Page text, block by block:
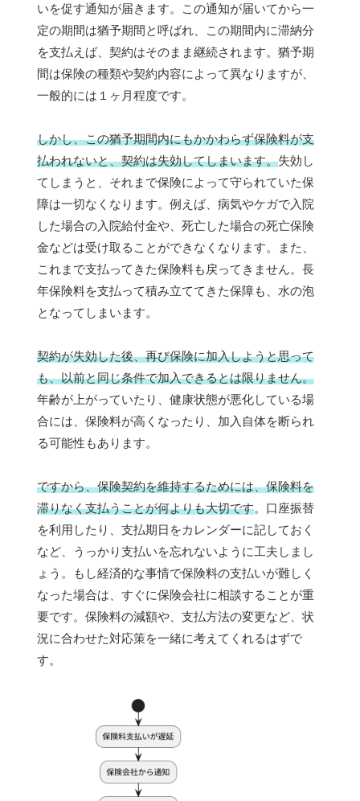
いを促す通知が届きます。この通知が届いてから一
定の期間は猶予期間と呼ばれ、この期間内に滞納分
を支払えば、契約はそのまま継続されます。猶予期
間は保険の種類や契約内容によって異なりますが、
一般的には１ヶ月程度です。
しかし、この猶予期間内にもかかわらず保険料が支
払われないと、契約は失効してしまいます。失効し
てしまうと、それまで保険によって守られていた保
障は一切なくなります。例えば、病気やケガで入院
した場合の入院給付金や、死亡した場合の死亡保険
金などは受け取ることができなくなります。また、
これまで支払ってきた保険料も戻ってきません。長
年保険料を支払って積み立ててきた保障も、水の泡
となってしまいます。
契約が失効した後、再び保険に加入しようと思って
も、以前と同じ条件で加入できるとは限りません。
年齢が上がっていたり、健康状態が悪化している場
合には、保険料が高くなったり、加入自体を断られ
る可能性もあります。
ですから、保険契約を維持するためには、保険料を
滞りなく支払うことが何よりも大切です。口座振替
を利用したり、支払期日をカレンダーに記しておく
など、うっかり支払いを忘れないように工夫しまし
ょう。もし経済的な事情で保険料の支払いが難しく
なった場合は、すぐに保険会社に相談することが重
要です。保険料の減額や、支払方法の変更など、状
況に合わせた対応策を一緒に考えてくれるはずで
す。